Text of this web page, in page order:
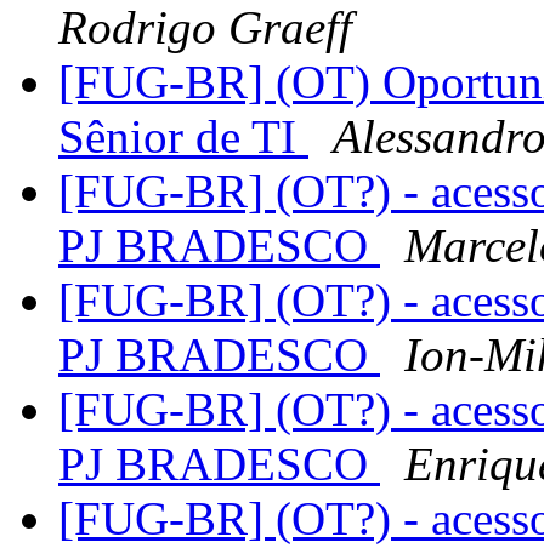
Rodrigo Graeff
[FUG-BR] (OT)
Sênior de TI
[FUG-BR] (OT?) -
PJ BRADESCO
[FUG-BR] (OT?) -
PJ BRADESCO
Ion-
[FUG-BR] (OT?) -
PJ BRADESCO
[FUG-BR] (OT?) -